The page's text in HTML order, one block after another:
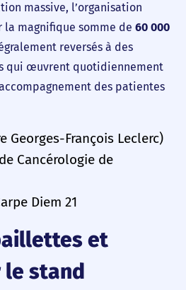
massive, l’organisation
la magnifique somme de60 000
reversés à des
qui œuvrent quotidiennement
des patientes
Georges-François Leclerc)
Cancérologie de
Diem 21
et
le stand